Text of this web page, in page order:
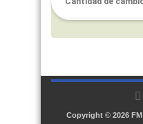
Copyright © 2026